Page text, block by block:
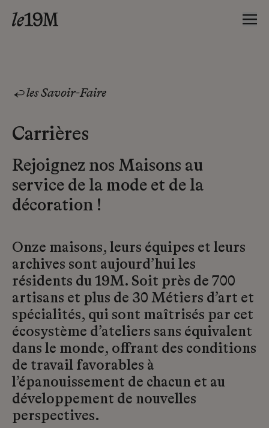
les Savoir-Faire
Carrières
Rejoignez nos Maisons au
service de la mode et de la
décoration !
Onze maisons, leurs équipes et leurs
archives sont aujourd’hui les
résidents du 19M. Soit près de 700
artisans et plus de 30 Métiers d’art et
spécialités, qui sont maîtrisés par cet
écosystème d’ateliers sans équivalent
dans le monde, offrant des conditions
de travail favorables à
l’épanouissement de chacun et au
développement de nouvelles
perspectives.